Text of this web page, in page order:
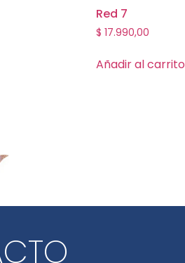
Red 7
$ 17.990,00
Añadir al carrito